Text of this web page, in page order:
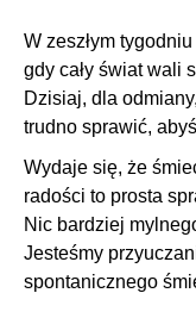
W zeszłym
gdy cały świat wali
Dzisiaj, dla
trudno sprawić,
Wydaje się, że
radości to prosta
Nic bardziej
Jesteśmy
spontanicznego